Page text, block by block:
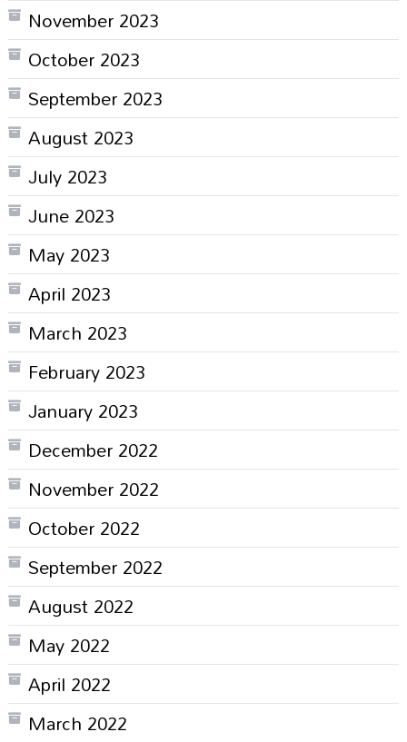
November 2023
October 2023
September 2023
August 2023
July 2023
June 2023
May 2023
April 2023
March 2023
February 2023
January 2023
December 2022
November 2022
October 2022
September 2022
August 2022
May 2022
April 2022
March 2022